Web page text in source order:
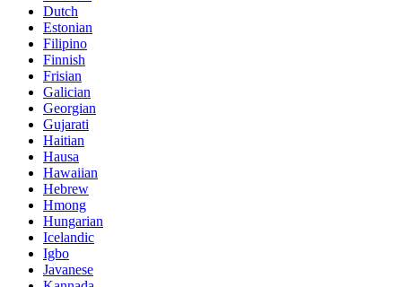
Dutch
Estonian
Filipino
Finnish
Frisian
Galician
Georgian
Gujarati
Haitian
Hausa
Hawaiian
Hebrew
Hmong
Hungarian
Icelandic
Igbo
Javanese